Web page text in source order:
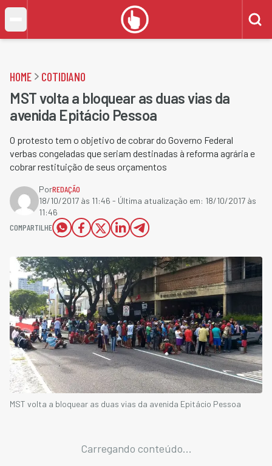
HOME COTIDIANO
MST volta a bloquear as duas vias da
avenida Epitácio Pessoa
O protesto tem o objetivo de cobrar do Governo Federal
verbas congeladas que seriam destinadas à reforma agrária e
cobrar restituição de seus orçamentos
PorREDAÇÃO
18/10/2017 às 11:46 - Última atualização em: 18/10/2017 às
11:46
COMPARTILHE
MST volta a bloquear as duas vias da avenida Epitácio Pessoa
Carregando conteúdo...